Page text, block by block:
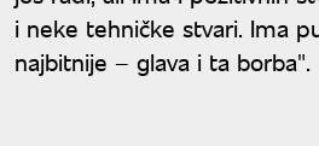
i neke tehničke stvari. Ima
najbitnije – glava i ta borba".